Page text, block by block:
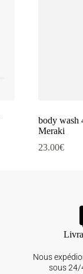
body
Meraki
23.00€
Nous
sous 24/